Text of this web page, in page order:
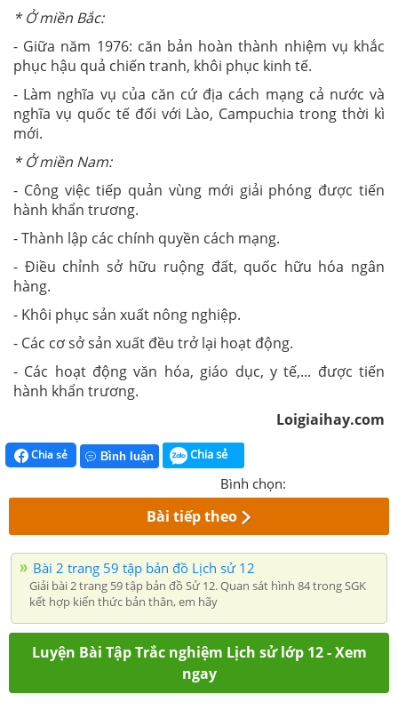
* Ở miền Bắc:
- Giữa năm 1976: căn bản hoàn thành nhiệm vụ khắc
phục hậu quả chiến tranh, khôi phục kinh tế.
- Làm nghĩa vụ của căn cứ địa cách mạng cả nước và
nghĩa vụ quốc tế đối với Lào, Campuchia trong thời kì
mới.
* Ở miền Nam:
- Công việc tiếp quản vùng mới giải phóng được tiến
hành khẩn trương.
- Thành lập các chính quyền cách mạng.
- Điều chỉnh sở hữu ruộng đất, quốc hữu hóa ngân
hàng.
- Khôi phục sản xuất nông nghiệp.
- Các cơ sở sản xuất đều trở lại hoạt động.
- Các hoạt động văn hóa, giáo dục, y tế,... được tiến
hành khẩn trương.
Loigiaihay.com
Chia sẻ Bình luận Chia sẻ
Bình chọn:
Bài tiếp theo
Bài 2 trang 59 tập bản đồ Lịch sử 12
Giải bài 2 trang 59 tập bản đồ Sử 12. Quan sát hình 84 trong SGK
kết hợp kiến thức bản thân, em hãy
Luyện Bài Tập Trắc nghiệm Lịch sử lớp 12 - Xem
ngay